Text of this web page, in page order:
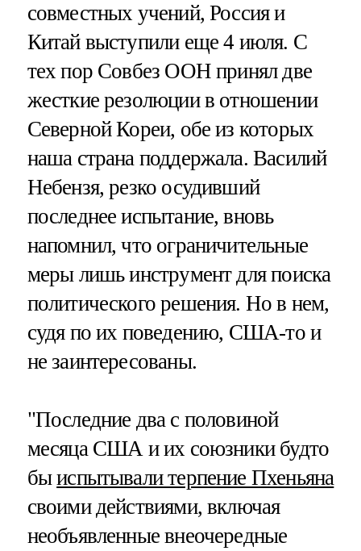
совместных учений, Россия и
Китай выступили еще 4 июля. С
тех пор Совбез ООН принял две
жесткие резолюции в отношении
Северной Кореи, обе из которых
наша страна поддержала. Василий
Небензя, резко осудивший
последнее испытание, вновь
напомнил, что ограничительные
меры лишь инструмент для поиска
политического решения. Но в нем,
судя по их поведению, США-то и
не заинтересованы.
"Последние два с половиной
месяца США и их союзники будто
быиспытывали терпение Пхеньяна
своими действиями, включая
необъявленные внеочередные